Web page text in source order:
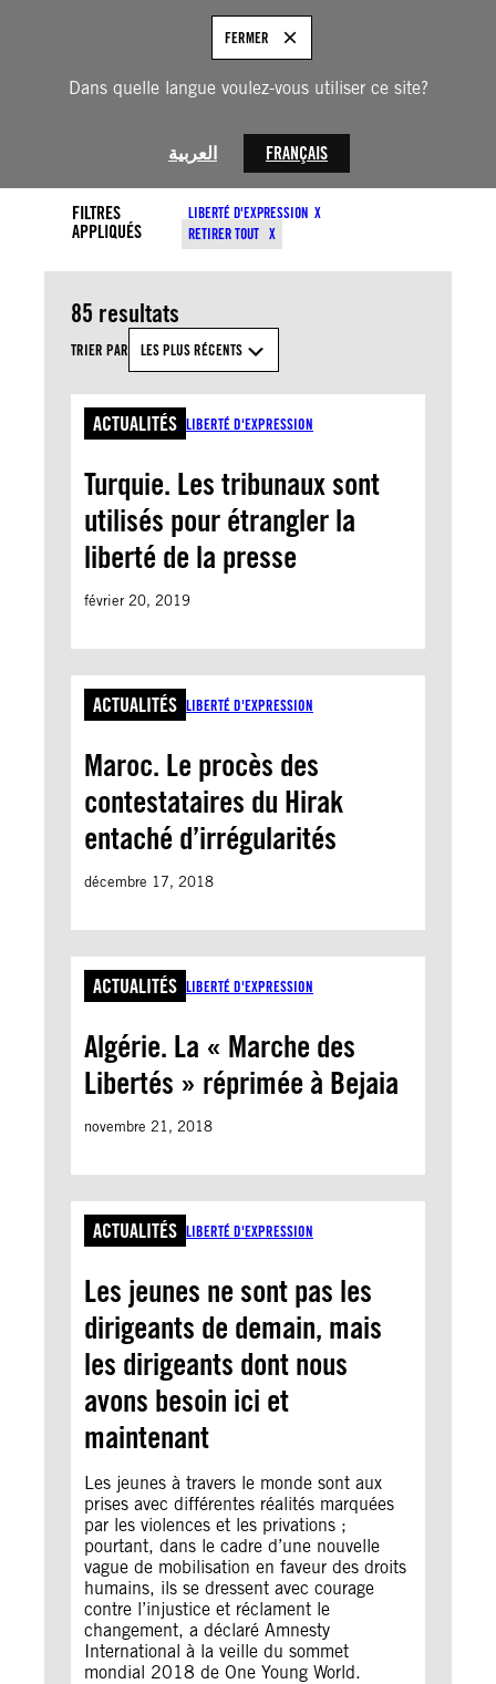
Dans quelle langue voulez-vous utiliser ce site?
العربية FRANÇAIS
FERMER
D
E
S
A
S
E
D
E
C
ANNÉE
MOIS
FILTRES
APPLIQUER
FILTRES
APPLIQUÉS
LIBERTÉ D'EXPRESSION
RETIRER TOUT
85 resultats
TRIER PAR LES PLUS RÉCENTS
ACTUALITÉS LIBERTÉ D'EXPRESSION
Turquie. Les tribunaux sont
utilisés pour étrangler la
liberté de la presse
février 20, 2019
ACTUALITÉS LIBERTÉ D'EXPRESSION
Maroc. Le procès des
contestataires du Hirak
entaché d’irrégularités
décembre 17, 2018
ACTUALITÉS LIBERTÉ D'EXPRESSION
Algérie. La « Marche des
Libertés » réprimée à Bejaia
novembre 21, 2018
ACTUALITÉS LIBERTÉ D'EXPRESSION
Les jeunes ne sont pas les
dirigeants de demain, mais
les dirigeants dont nous
avons besoin ici et
maintenant
Les jeunes à travers le monde sont aux
prises avec différentes réalités marquées
par les violences et les privations ;
pourtant, dans le cadre d’une nouvelle
vague de mobilisation en faveur des droits
humains, ils se dressent avec courage
contre l’injustice et réclament le
changement, a déclaré Amnesty
International à la veille du sommet
mondial 2018 de One Young World.